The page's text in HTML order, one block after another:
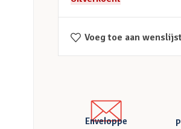
Voeg toe aan
Enveloppe